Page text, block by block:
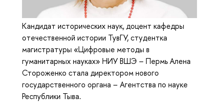
Кандидат исторических наук, доцент кафедры
отечественной истории ТувГУ, студентка
магистратуры «Цифровые методы в
гуманитарных науках» НИУ ВШЭ – Пермь Алена
Стороженко стала директором нового
государственного органа – Агентства по науке
Республики Тыва.